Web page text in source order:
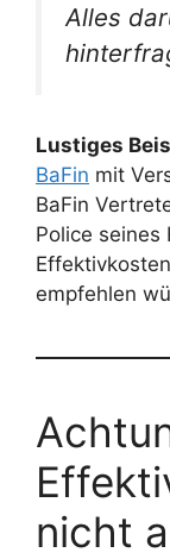
Alles
Lustiges
BaFin mit
BaFin
Police seines
empfehlen
nicht